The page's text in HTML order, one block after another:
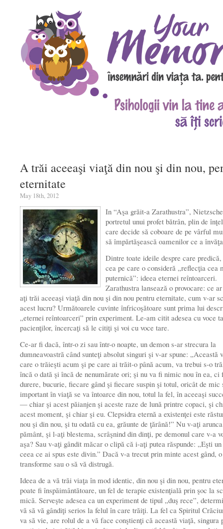
A trăi aceeaşi viaţă din nou şi din nou,
eternitate
May 18th, 2012
In “Aşa grăit-a Zarathustra”,
portretul unui profet bătrân, plin de
care decide să coboare de pe vârful
să împărtăşească oamenilor ce a
Dintre toate ideile despre care predică,
cea pe care o consideră „reflecţia cea
puternică”: ideea eternei reîntoarceri.
Zarathustra lansează o provocare: ce
aţi trăi aceeaşi viaţă din nou şi din nou pentru eternitate, cum v-ar
acest lucru? Următoarele cuvinte înfricoşătoare sunt prima lui
„eternei reîntoarceri” prin experiment. Le-am citit adesea cu voce
pacienţilor, încercaţi să le citiţi şi voi cu voce tare.
Ce-ar fi dacă, într-o zi sau într-o noapte, un demon s-ar strecura la
dumneavoastră când sunteţi absolut singuri şi v-ar spune: „Această
care o trăieşti acum şi pe care ai trăit-o până acum, va trebui s-o
încă o dată şi încă de nenumărate ori; şi nu va fi nimic nou în ea, ci
durere, bucurie, fiecare gând şi fiecare suspin şi totul, oricât de mic
important în viaţă se va întoarce din nou, totul la fel, în aceeaşi
— chiar şi acest păianjen şi aceste raze de lună printre copaci, şi
acest moment, şi chiar şi eu. Clepsidra eternă a existenţei este
nou şi din nou, şi tu odată cu ea, grăunte de ţărână!” Nu v-aţi
pământ, şi l-aţi blestema, scrâşnind din dinţi, pe demonul care v-a
aşa? Sau v-aţi gândit măcar o clipă că i-aţi putea răspunde: „Eşti
ceea ce ai spus este divin.” Dacă v-a trecut prin minte acest gând,
transforme sau o să vă distrugă.
Ideea de a vă trăi viaţa în mod identic, din nou şi din nou, pentru
poate fi înspăimântătoare, un fel de terapie existenţială prin şoc la
mică. Serveşte adesea ca un experiment de tipul „duş rece”,
vă să vă gândiţi serios la felul în care trăiţi. La fel ca Spiritul
va să vie, are rolul de a vă face conştienţi că această viaţă, singura